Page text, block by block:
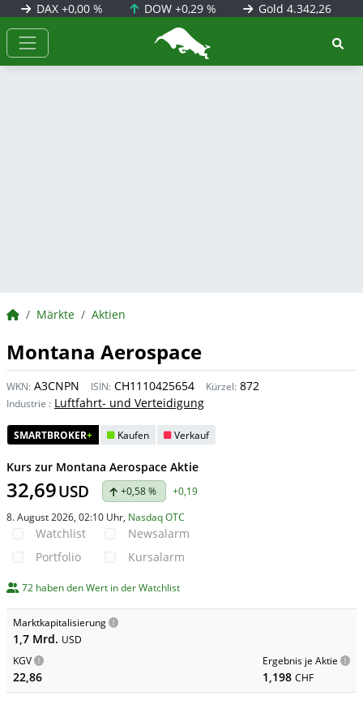
DAX +0,00 % DOW+0,29 % Gold 4.342,26
BörsenNEWS.de
BörsenNEWS.de
Märkte Aktien
Montana Aerospace
WKN: A3CNPN ISIN: CH1110425654 Kürzel: 872
Industrie : Luftfahrt- und Verteidigung
SMARTBROKER+ Kaufen Verkauf
Kurs zur Montana Aerospace Aktie
32,69USD +0,58 %
+0,19
8. August 2026, 02:10 Uhr, Nasdaq OTC
Watchlist
Portfolio
Newsalarm
Kursalarm
72 haben den Wert in der Watchlist
Marktkapitalisierung
1,7 Mrd. USD
KGV
22,86
Ergebnis je Aktie
1,198 CHF